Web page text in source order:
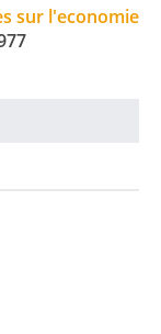
sur l'economie